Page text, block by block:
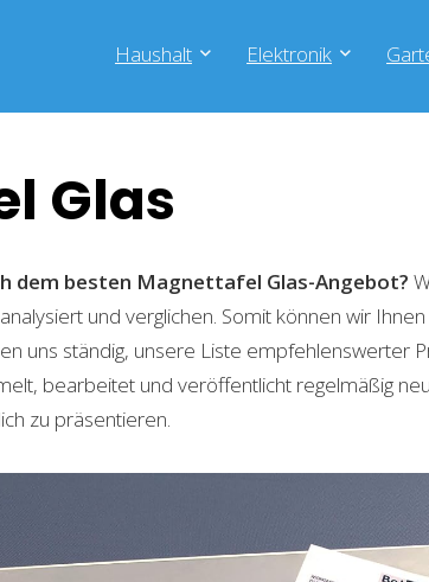
Haushalt Elektronik
Glas
dem besten Magnettafel Glas-Angebot?
und verglichen. Somit können wir
uns ständig, unsere Liste empfehlenswerter
bearbeitet und veröffentlicht regelmäßig
zu präsentieren.